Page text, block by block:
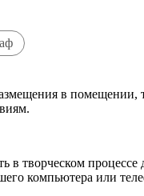
в
творческом процессе
компьютера или